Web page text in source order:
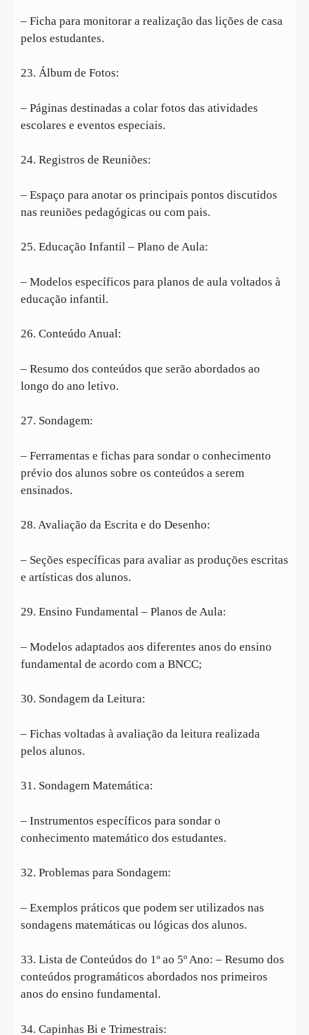
– Ficha para monitorar a realização das lições de casa
pelos estudantes.
23. Álbum de Fotos:
– Páginas destinadas a colar fotos das atividades
escolares e eventos especiais.
24. Registros de Reuniões:
– Espaço para anotar os principais pontos discutidos
nas reuniões pedagógicas ou com pais.
25. Educação Infantil – Plano de Aula:
– Modelos específicos para planos de aula voltados à
educação infantil.
26. Conteúdo Anual:
– Resumo dos conteúdos que serão abordados ao
longo do ano letivo.
27. Sondagem:
– Ferramentas e fichas para sondar o conhecimento
prévio dos alunos sobre os conteúdos a serem
ensinados.
28. Avaliação da Escrita e do Desenho:
– Seções específicas para avaliar as produções escritas
e artísticas dos alunos.
29. Ensino Fundamental – Planos de Aula:
– Modelos adaptados aos diferentes anos do ensino
fundamental de acordo com a BNCC;
30. Sondagem da Leitura:
– Fichas voltadas à avaliação da leitura realizada
pelos alunos.
31. Sondagem Matemática:
– Instrumentos específicos para sondar o
conhecimento matemático dos estudantes.
32. Problemas para Sondagem:
– Exemplos práticos que podem ser utilizados nas
sondagens matemáticas ou lógicas dos alunos.
33. Lista de Conteúdos do 1º ao 5º Ano: – Resumo dos
conteúdos programáticos abordados nos primeiros
anos do ensino fundamental.
34. Capinhas Bi e Trimestrais: